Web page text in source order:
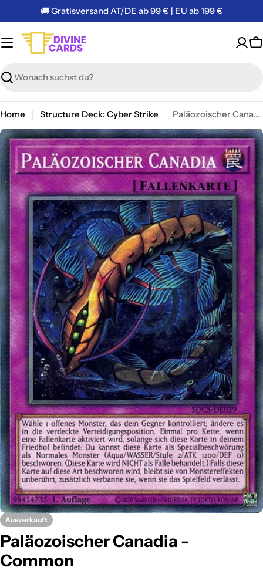
Inhalt
springen
🚚 Gratisversand AT/DE ab 99 € | EU ab 199 €
Suchen
Home Structure Deck: Cyber Strike Paläozoischer Canadia - Common
Sie das Medium 0 im Modalformat
Ausverkauft
Paläozoischer Canadia -
Common